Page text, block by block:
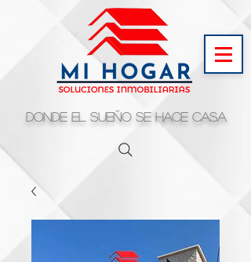
Donde el sueño se hace casa